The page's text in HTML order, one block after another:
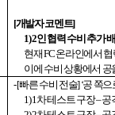
[개발자 코멘트]
1) 2인 협력 수비 추가
현재FC온라인에서 협
이에 수비 상황에서
- [빠른 수비 전술] ‘공 쪽으
1) 1차 테스트 구장–공